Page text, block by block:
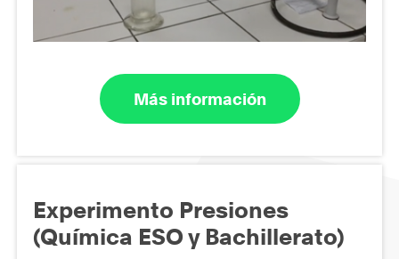
Más información
Experimento Presiones
(Química ESO y Bachillerato)